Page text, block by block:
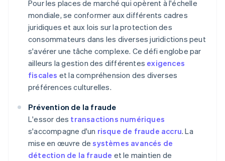
Pour les places de marché qui opèrent à l'échelle
mondiale, se conformer aux différents cadres
juridiques et aux lois sur la protection des
consommateurs dans les diverses juridictions peut
s'avérer une tâche complexe. Ce défi englobe par
ailleurs la gestion des différentes exigences
fiscales et la compréhension des diverses
préférences culturelles.
Prévention de la fraude
L'essor des transactions numériques
s'accompagne d'un risque de fraude accru. La
mise en œuvre desystèmes avancés de
détection de la fraude et le maintien de